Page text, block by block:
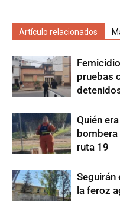
Artículo relacionados
pruebas
Quién
bombera
ruta 19
la feroz